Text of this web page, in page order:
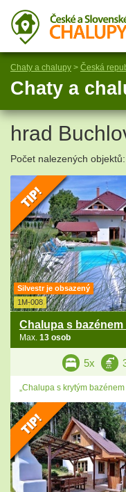
Chaty a chalupy > Česká
Chaty a
hrad
Počet nalezených objektů:
Silvestr je obsazený
1M-008
Chalupa s
Max. 13 osob
5x
„Chalupa s krytým